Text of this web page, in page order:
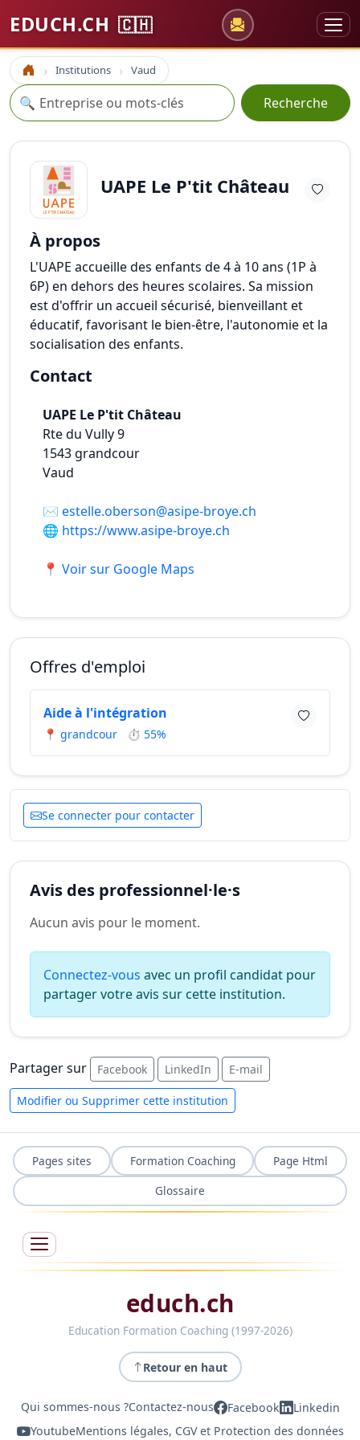
EDUCH.CH 🇨🇭
Accueil Institutions Vaud
Recherche
🔍 Recherche
UAPE Le P'tit Château
À propos
L'UAPE accueille des enfants de 4 à 10 ans (1P à
6P) en dehors des heures scolaires. Sa mission
est d'offrir un accueil sécurisé, bienveillant et
éducatif, favorisant le bien-être, l'autonomie et la
socialisation des enfants.
Contact
UAPE Le P'tit Château
Rte du Vully 9
1543 grandcour
Vaud
✉️ estelle.oberson@asipe-broye.ch
🌐 https://www.asipe-broye.ch
📍 Voir sur Google Maps
Offres d'emploi
Aide à l'intégration
📍 grandcour ⏱ 55%
Se connecter pour contacter
Avis des professionnel·le·s
Aucun avis pour le moment.
Connectez-vous avec un profil candidat pour
partager votre avis sur cette institution.
Partager sur Facebook LinkedIn E-mail
Modifier ou Supprimer cette institution
Pages sites Formation Coaching
Page Html
Glossaire
educh.ch
Education Formation Coaching (1997-2026)
Retour en haut
Qui sommes-nous ?Contactez-nous Facebook
Linkedin
YoutubeMentions légales, CGV et Protection des données